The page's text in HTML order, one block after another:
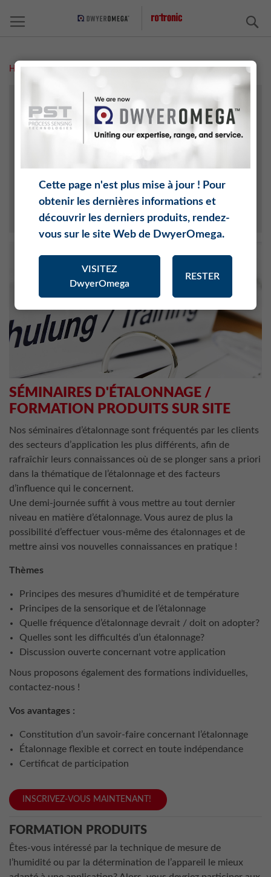
Home Séminaires d'étalonnage / Formation produits sur site
SÉMINAIRES D'ÉTALONNAGE /
FORMATION PRODUITS SUR SITE
Nos séminaires d’étalonnage sont fréquentés par les clients
des secteurs d’application les plus différents, afin de
rafraîchir leurs connaissances où de se plonger sans a priori
dans la thématique de l’étalonnage et des facteurs
d’influence qui le concernent.
Une demi-journée suffit à vous mettre au tout dernier
niveau en matière d’étalonnage. Vous aurez de plus la
possibilité d’effectuer vous-même des étalonnages et de
mettre ainsi vos nouvelles connaissances en pratique !
Thèmes
Principes des mesures d’humidité et de température
Principes de la sensorique et de l’étalonnage
Quelle fréquence d’étalonnage devrait / doit on adopter?
Quelles sont les difficultés d’un étalonnage?
Discussion ouverte concernant votre application
Nous proposons également des formations individuelles,
contactez-nous !
Vos avantages :
Constitution d’un savoir-faire concernant l’étalonnage
Étalonnage flexible et correct en toute indépendance
Certificat de participation
INSCRIVEZ-VOUS MAINTENANT!
FORMATION PRODUITS
Êtes-vous intéressé par la technique de mesure de
l’humidité ou par la détermination de l’appareil le mieux
PLANIFICATION DE PROJETS
SERVICES GXP
DEMANDE DE SUPPORT
Cette page n'est plus mise à jour ! Pour
obtenir les dernières informations et
découvrir les derniers produits, rendez-
vous sur le site Web de DwyerOmega.
VISITEZ
DwyerOmega
RESTER